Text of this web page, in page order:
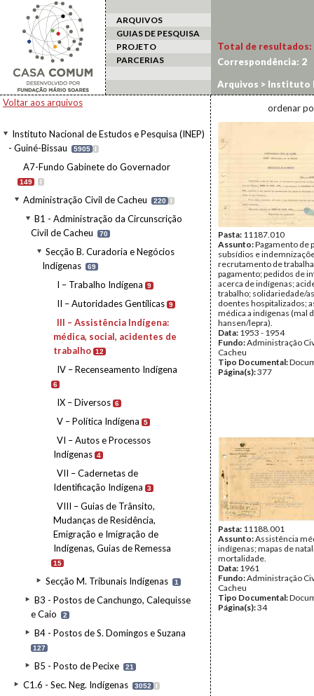
ARQUIVOS
GUIAS DE PESQUISA
PROJETO
PARCERIAS
Voltar aos arquivos
Instituto Nacional de Estudos e Pesquisa (INEP)
- Guiné-Bissau
5905 I
A7-Fundo Gabinete do Governador
149 I
Administração Civil de Cacheu 220 I
B1 - Administração da Circunscrição
Civil de Cacheu
70
Secção B. Curadoria e Negócios
Indígenas
69
I – Trabalho Indígena 9
II – Autoridades Gentílicas 9
III – Assistência Indígena:
médica, social, acidentes de
trabalho 12
IV – Recenseamento Indígena
6
IX – Diversos 6
V – Política Indígena 5
VI – Autos e Processos
Indígenas 4
VII – Cadernetas de
Identificação Indígena
3
VIII – Guias de Trânsito,
Mudanças de Residência,
Emigração e Imigração de
Indígenas, Guias de Remessa
15
Secção M. Tribunais Indígenas 1
B3 - Postos de Canchungo, Calequisse
e Caio
2
B4 - Postos de S. Domingos e Suzana
127
B5 - Posto de Pecixe 21
C1.6 - Sec. Neg. Indígenas 3052 I
Total de resultados:
Correspondência: 2
Arquivos > Instituto
Cacheu>B1 -
III – Assistência
ordenar
Pasta: 11187.010
Assunto:Pagamento de
subsídios e
recrutamento de
pagamento; pedidos de
acerca de indígenas;
trabalho; solidariedade/
doentes hospitalizados;
médica a indígenas (mal
hansen/lepra).
Data: 1953 - 1954
Fundo:Administração
Cacheu
Tipo Documental:
Página(s):377
Pasta: 11188.001
Assunto:Assistência
indígenas; mapas de
mortalidade.
Data: 1961
Fundo:Administração
Cacheu
Tipo Documental:
Página(s):34